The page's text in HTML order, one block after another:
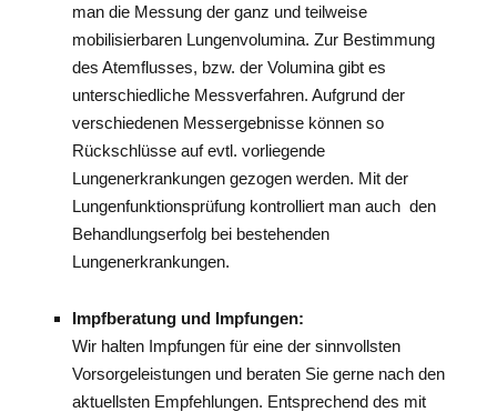
man die Messung der ganz und teilweise
mobilisierbaren Lungenvolumina. Zur Bestimmung
des Atemflusses, bzw. der Volumina gibt es
unterschiedliche Messverfahren. Aufgrund der
verschiedenen Messergebnisse können so
Rückschlüsse auf evtl. vorliegende
Lungenerkrankungen gezogen werden. Mit der
Lungenfunktionsprüfung kontrolliert man auch den
Behandlungserfolg bei bestehenden
Lungenerkrankungen.
Impfberatung und Impfungen:
Wir halten Impfungen für eine der sinnvollsten
Vorsorgeleistungen und beraten Sie gerne nach den
aktuellsten Empfehlungen. Entsprechend des mit